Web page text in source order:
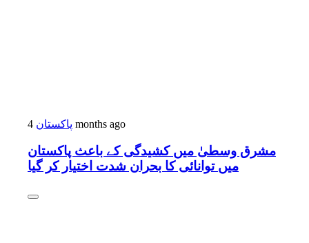
پاکستان 4 months ago
مشرق وسطیٰ میں کشیدگی کے باعث پاکستان
میں توانائی کا بحران شدت اختیار کر گیا